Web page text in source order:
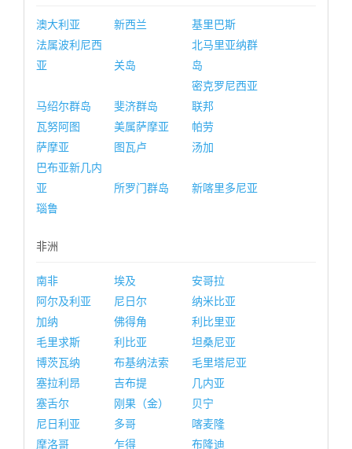
澳大利亚 新西兰
基里巴斯
法属波利尼西
亚
关岛
北马里亚纳群
岛
马绍尔群岛 斐济群岛
密克罗尼西亚
联邦
瓦努阿图
美属萨摩亚
帕劳
萨摩亚
图瓦卢
汤加
巴布亚新几内
亚
所罗门群岛
新喀里多尼亚
瑙鲁
非洲
南非 埃及
安哥拉
阿尔及利亚
尼日尔
纳米比亚
加纳
佛得角
利比里亚
毛里求斯
利比亚
坦桑尼亚
博茨瓦纳
布基纳法索
毛里塔尼亚
塞拉利昂
吉布提
几内亚
塞舌尔
刚果（金）
贝宁
尼日利亚
多哥
喀麦隆
摩洛哥
乍得 布隆迪